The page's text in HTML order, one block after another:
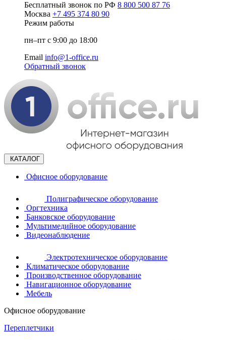
Бесплатный звонок по РФ 8 800 500 87 76
Москва +7 495 374 80 90
Режим работы
пн–пт с 9:00 до 18:00
Email info@1-office.ru
Обратный звонок
КАТАЛОГ
Офисное оборудование
Полиграфическое оборудование
Оргтехника
Банковское оборудование
Мультимедийное оборудование
Видеонаблюдение
Электротехническое оборудование
Климатическое оборудование
Производственное оборудование
Навигационное оборудование
Мебель
Офисное оборудование
Переплетчики